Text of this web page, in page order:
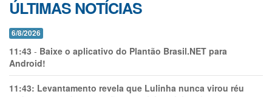
ÚLTIMAS NOTÍCIAS
6/8/2026
11:43 - Baixe o aplicativo do Plantão Brasil.NET para
Android!
11:43: Levantamento revela que Lulinha nunca virou réu